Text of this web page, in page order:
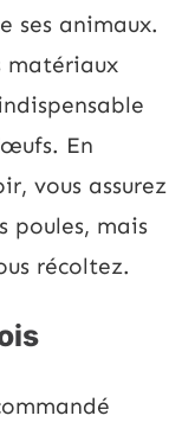
ses animaux.
matériaux
En
vous assurez
poules, mais
récoltez.